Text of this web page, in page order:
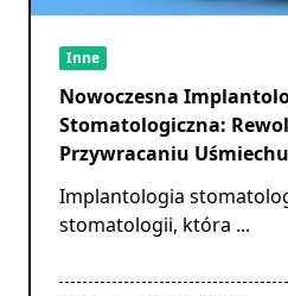
Inne
Nowoczesna
Stomatologiczna:
Przywracaniu Uśmiechu
Implantologia
stomatologii, która ...